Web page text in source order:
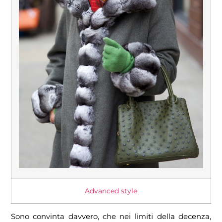
Advanced style
Sono convinta davvero, che nei limiti della decenza,